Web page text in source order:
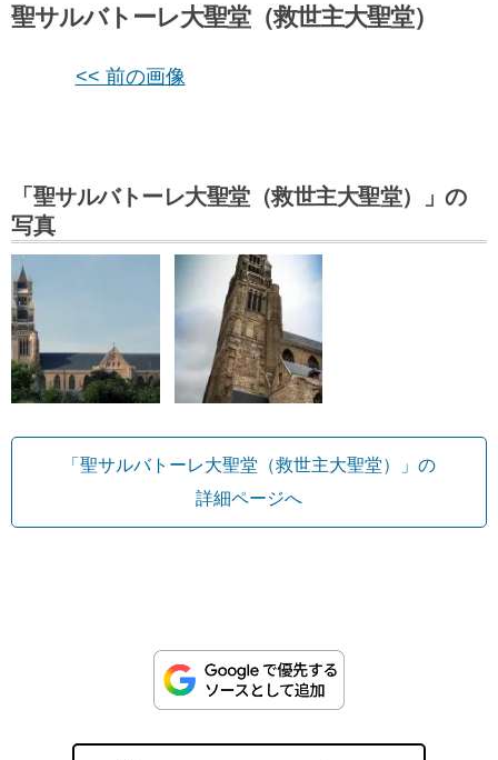
聖サルバトーレ大聖堂（救世主大聖堂）
<< 前の画像
「聖サルバトーレ大聖堂（救世主大聖堂）」の
写真
「聖サルバトーレ大聖堂（救世主大聖堂）」の
詳細ページへ